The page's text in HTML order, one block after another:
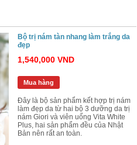
Bộ trị nám tàn nhang làm trắng da
đẹp
1,540,000 VND
Mua hàng
Đây là bộ sản phẩm kết hợp trị nám
làm đẹp da từ hai bộ 3 dưỡng da trị
nám Giori và viên uống Vita White
Plus, hai sản phẩm đều của Nhật
Bản nên rất an toàn.
Mua hàng